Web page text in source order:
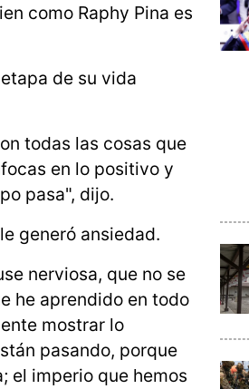
como Raphy Pina es
de su vida
todas las cosas que
en lo positivo y
pasa", dijo.
generó ansiedad.
nerviosa, que no se
he aprendido en todo
mostrar lo
pasando, porque
el imperio que hemos